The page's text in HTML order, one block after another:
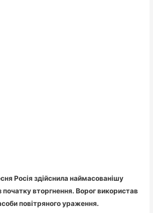
Росія здійснила наймасованішу
початку вторгнення. Ворог використав
повітряного ураження.